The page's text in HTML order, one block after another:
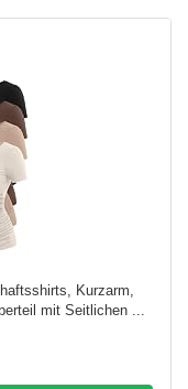
Kurzarm,
mit Seitlichen ...